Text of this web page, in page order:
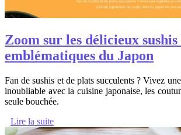
Zoom sur les délicieux sushis
emblématiques du Japon
Fan de sushis et de plats succulents ? Vivez
inoubliable avec la cuisine japonaise, les
seule bouchée.
Lire la suite